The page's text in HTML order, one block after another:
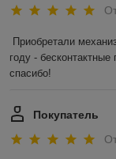
Приобретали
году -
спасибо!
Покупатель